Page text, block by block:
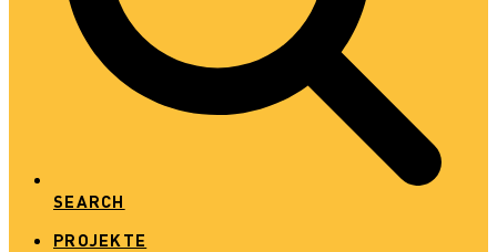
SEARCH
PROJEKTE